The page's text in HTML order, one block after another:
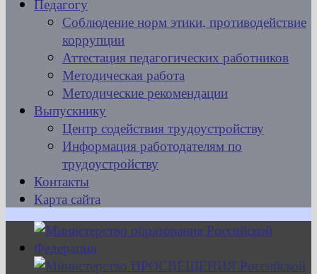
Педагогу
Соблюдение норм этики, противодействие
коррупции
Аттестация педагогических работников
Методическая работа
Методические рекомендации
Выпускнику
Центр содействия трудоустройству
Информация работодателям по
трудоустройству
Контакты
Карта сайта